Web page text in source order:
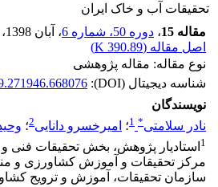
تحقیقات آب و خاک ایران
مقاله 15
، دوره 50، شماره 6 ، آبان 1398
اصل مقاله (390.89 K
)
نوع مقاله: مقاله پژوهشی
شناسه دیجیتال (DOI):
نویسندگان
نادر سلامتی*
1؛ امیرخسرو دانایی2؛
1 استادیار پژوهش، بخش تحقیقات فنی
مرکز تحقیقات و آموزش کشاورزی و
سازمان تحقیقات، آموزش و ترویج